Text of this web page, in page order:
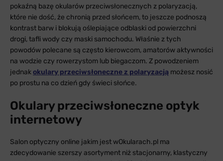
pokaźną bazę okularów przeciwsłonecznych z polaryzacją,
które nie dość, że chronią przed słońcem, to jeszcze podnoszą
kontrast barw i blokują oślepiające odblaski od powierzchni
drogi, tafli wody czy maski samochodu. Właśnie z tych
powodów polecane są często kierowcom, amatorów aktywności
na wodzie czy rowerzystom lub biegaczom. Z powodzeniem
jednakokulary przeciwsłoneczne z polaryzacją możesz nosić
po prostu na co dzień gdy świeci słońce.
Okulary przeciwsłoneczne optyk
internetowy
Salon optyczny online jakim jest wOkularach.pl ma
zdecydowanie szerszy asortyment niż stacjonarny, klastyczny